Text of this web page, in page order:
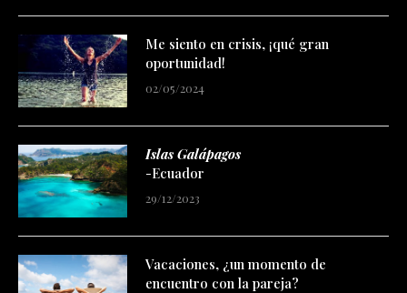
Me siento en crisis, ¡qué gran
oportunidad!
02/05/2024
Islas Galápagos
-Ecuador
29/12/2023
Vacaciones, ¿un momento de
encuentro con la pareja?